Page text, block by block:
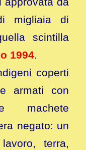
migliaia di
scintilla
1994.
coperti
armati con
machete
negato: un
terra,